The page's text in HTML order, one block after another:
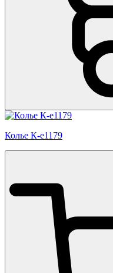
Колье К-е1179